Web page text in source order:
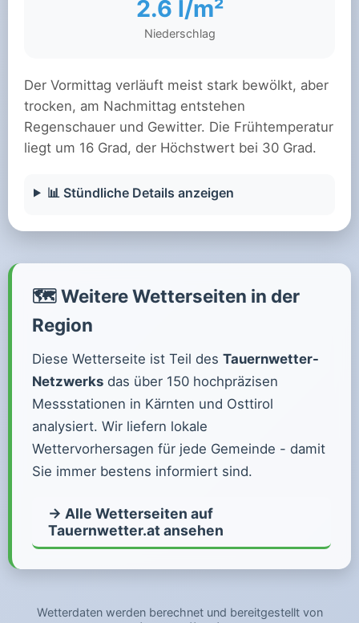
2.6 l/m²
Niederschlag
Der Vormittag verläuft meist stark bewölkt, aber
trocken, am Nachmittag entstehen
Regenschauer und Gewitter. Die Frühtemperatur
liegt um 16 Grad, der Höchstwert bei 30 Grad.
📊 Stündliche Details anzeigen
🗺️ Weitere Wetterseiten in der
Region
Diese Wetterseite ist Teil des Tauernwetter-
Netzwerks das über 150 hochpräzisen
Messstationen in Kärnten und Osttirol
analysiert. Wir liefern lokale
Wettervorhersagen für jede Gemeinde - damit
Sie immer bestens informiert sind.
→ Alle Wetterseiten auf
Tauernwetter.at ansehen
Wetterdaten werden berechnet und bereitgestellt von